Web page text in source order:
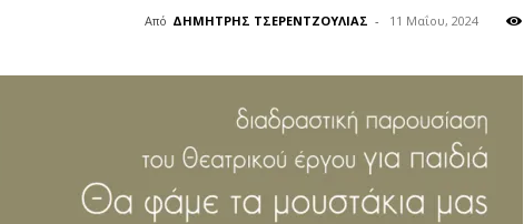
Από ΔΗΜΗΤΡΗΣ ΤΣΕΡΕΝΤΖΟΥΛΙΑΣ - 11 Μαΐου, 2024